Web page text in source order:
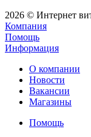
2026 © Интернет
Компания
Помощь
Информация
О компании
Новости
Вакансии
Магазины
Помощь